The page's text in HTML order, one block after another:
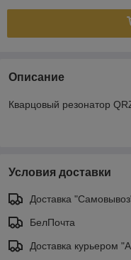
Описание
Кварцовый резонатор
Условия доставки
Доставка
БелПочта
Доставка курьером